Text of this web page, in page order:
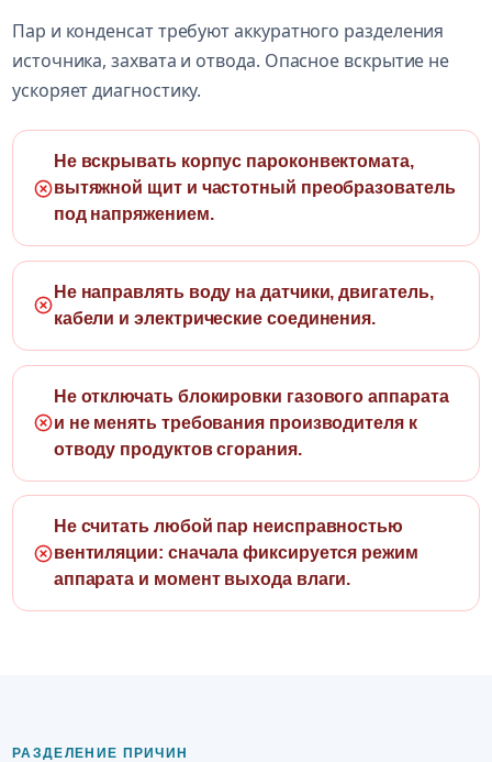
Пар и конденсат требуют аккуратного разделения
источника, захвата и отвода. Опасное вскрытие не
ускоряет диагностику.
Не вскрывать корпус пароконвектомата,
вытяжной щит и частотный преобразователь
под напряжением.
Не направлять воду на датчики, двигатель,
кабели и электрические соединения.
Не отключать блокировки газового аппарата
и не менять требования производителя к
отводу продуктов сгорания.
Не считать любой пар неисправностью
вентиляции: сначала фиксируется режим
аппарата и момент выхода влаги.
РАЗДЕЛЕНИЕ ПРИЧИН